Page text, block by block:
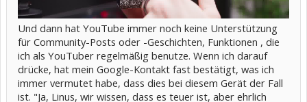
Und dann hat YouTube immer noch keine Unterstützung
für Community-Posts oder -Geschichten, Funktionen , die
ich als YouTuber regelmäßig benutze. Wenn ich darauf
drücke, hat mein Google-Kontakt fast bestätigt, was ich
immer vermutet habe, dass dies bei diesem Gerät der Fall
ist. "Ja, Linus, wir wissen, dass es teuer ist, aber ehrlich